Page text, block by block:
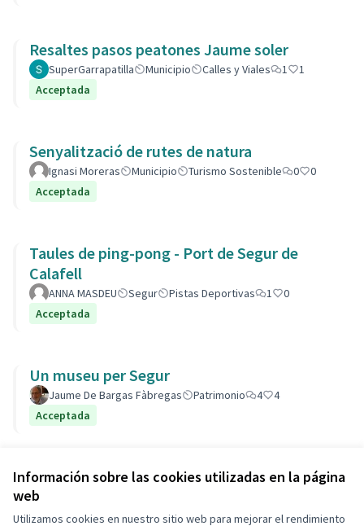
Información sobre las cookies utilizadas en la página
web
Utilizamos cookies en nuestro sitio web para mejorar el rendimiento
Resaltes pasos peatones Jaume soler
SuperGarrapatilla Municipio Calles y Viales 1
1
Acceptada
Senyalització de rutes de natura
Ignasi Moreras Municipio Turismo Sostenible 0
0
Acceptada
Taules de ping-pong - Port de Segur de
Calafell
ANNA MASDEU Segur Pistas Deportivas 1
0
Acceptada
Un museu per Segur
Jaume De Bargas Fàbregas Patrimonio 4
4
Acceptada
Ver todas las propuestas retiradas
Términos y condiciones de uso